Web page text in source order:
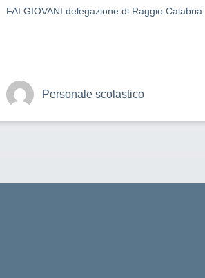
FAI GIOVANI delegazione di Raggio Calabria.
Personale scolastico